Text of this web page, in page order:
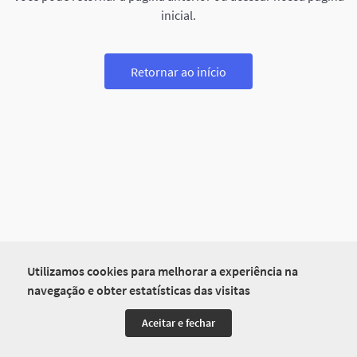
Utilizamos cookies para melhorar a experiência na
navegação e obter estatísticas das visitas
Aceitar e fechar
inicial.
Retornar ao início